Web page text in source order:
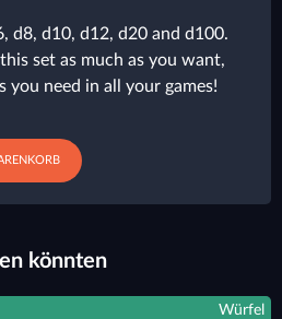
d8, d10, d12, d20 and d100.
set as much as you want,
you need in all your games!
könnten
Würfel